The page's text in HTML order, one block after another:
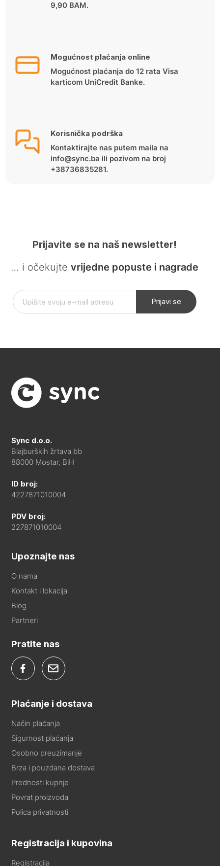
9,90 BAM.
Mogućnost plaćanja online
Mogućnost plaćanja do 12 rata Visa
karticom UniCredit Banke.
Korisnička podrška
Kontaktirajte nas putem maila na
info@sync.ba ili pozivom na broj
+38736835281.
Prijavite se na naš newsletter!
… i očekujte vrijedne popuste i nagrade
Prijavi se
Sync d.o.o.
Blajburških žrtava bb
88000 Mostar, BiH
ID broj:
4227871010004
PDV broj:
227871010004
Upoznajte nas
O nama
Kontakt i lokacija
Blog
Partneri
Pratite nas
Plaćanje i dostava
Način plaćanja
Sigurnost plaćanja
Osobno preuzimanje
Brza i pouzdana dostava
Prednosti kupnje
Povrat proizvoda
Polica privatnosti
Registracija i kupovina
Registracija